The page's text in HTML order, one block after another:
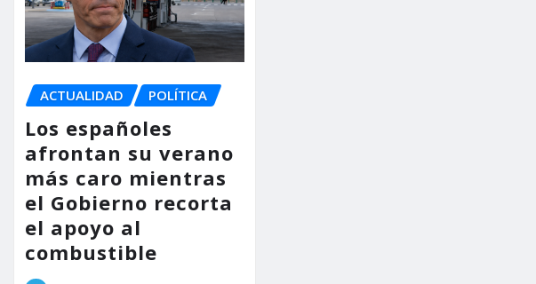
ACTUALIDAD POLÍTICA
Los españoles
afrontan su verano
más caro mientras
el Gobierno recorta
el apoyo al
combustible